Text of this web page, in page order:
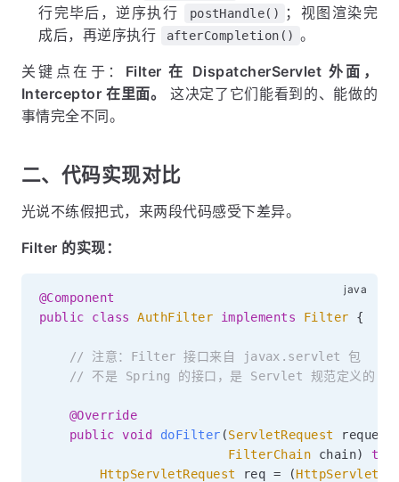
行完毕后，逆序执行
postHandle()
；视图渲染完
成后，再逆序执行
afterCompletion() 。
关键点在于： Filter 在 DispatcherServlet 外面，
Interceptor 在里面。
这决定了它们能看到的、能做的
事情完全不同。
二、代码实现对比
光说不练假把式，来两段代码感受下差异。
Filter 的实现：
@Component
public
class AuthFilter implements Filter {
// 注意：Filter 接口来自 javax.servlet 包
// 不是 Spring 的接口，是 Servlet 规范定义的
@Override
public void doFilter (ServletRequest request
FilterChain chain)
HttpServletRequest req = (